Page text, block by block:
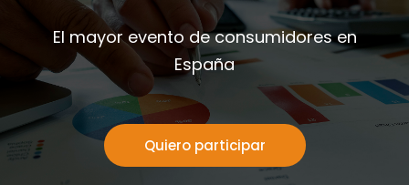
El mayor evento de consumidores en
España
Quiero participar